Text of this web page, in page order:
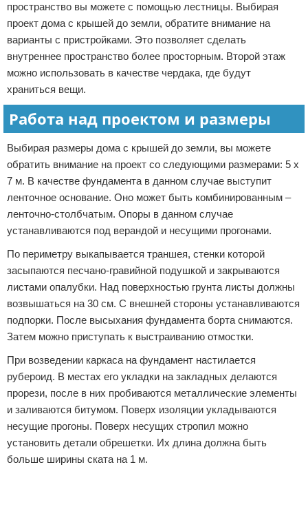
пространство вы можете с помощью лестницы. Выбирая
проект дома с крышей до земли, обратите внимание на
варианты с пристройками. Это позволяет сделать
внутреннее пространство более просторным. Второй этаж
можно использовать в качестве чердака, где будут
храниться вещи.
Работа над проектом и размеры
Выбирая размеры дома с крышей до земли, вы можете
обратить внимание на проект со следующими размерами: 5 x
7 м. В качестве фундамента в данном случае выступит
ленточное основание. Оно может быть комбинированным –
ленточно-столбчатым. Опоры в данном случае
устанавливаются под верандой и несущими прогонами.
По периметру выкапывается траншея, стенки которой
засыпаются песчано-гравийной подушкой и закрываются
листами опалубки. Над поверхностью грунта листы должны
возвышаться на 30 см. С внешней стороны устанавливаются
подпорки. После высыхания фундамента борта снимаются.
Затем можно приступать к выстраиванию отмостки.
При возведении каркаса на фундамент настилается
рубероид. В местах его укладки на закладных делаются
прорези, после в них пробиваются металлические элементы
и заливаются битумом. Поверх изоляции укладываются
несущие прогоны. Поверх несущих стропил можно
установить детали обрешетки. Их длина должна быть
больше ширины ската на 1 м.